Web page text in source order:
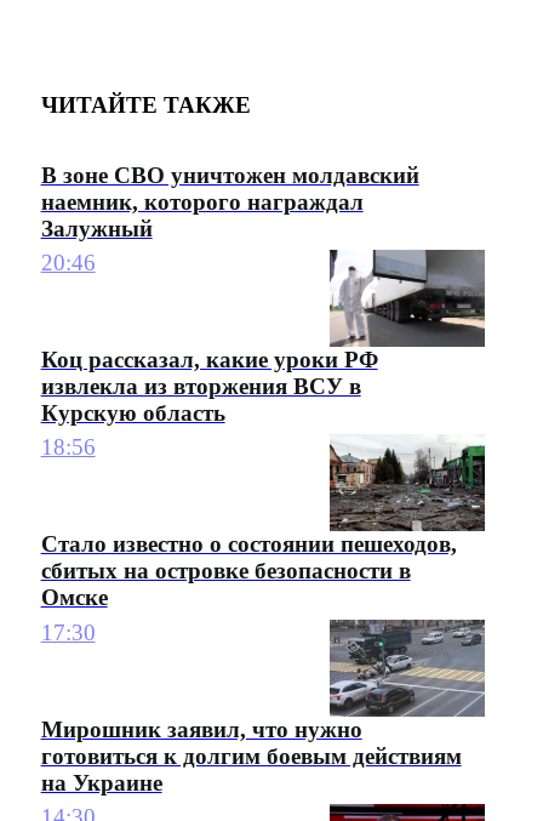
ЧИТАЙТЕ ТАКЖЕ
В зоне СВО уничтожен молдавский
наемник, которого награждал
Залужный
20:46
Коц рассказал, какие уроки РФ
извлекла из вторжения ВСУ в
Курскую область
18:56
Стало известно о состоянии пешеходов,
сбитых на островке безопасности в
Омске
17:30
Мирошник заявил, что нужно
готовиться к долгим боевым действиям
на Украине